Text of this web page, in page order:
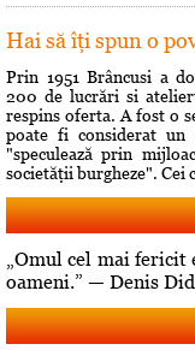
Hai să îţi spun o
Prin 1951 Brâncusi a
200 de lucrări si
respins oferta. A fost o
poate fi considerat un
"speculează prin
societăţii burgheze". Cei
„Omul cel mai fericit
oameni.” — Denis